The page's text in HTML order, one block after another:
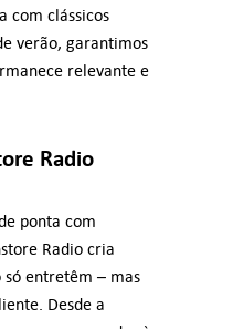
com clássicos
verão, garantimos
relevante e
Radio
ponta com
Radio cria
só entretêm – mas
Desde a